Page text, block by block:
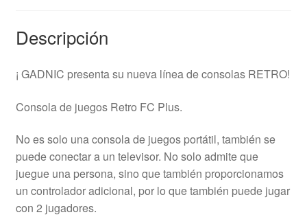
Descripción
¡ GADNIC presenta su nueva línea de consolas RETRO!
Consola de juegos Retro FC Plus.
No es solo una consola de juegos portátil, también se
puede conectar a un televisor. No solo admite que
juegue una persona, sino que también proporcionamos
un controlador adicional, por lo que también puede jugar
con 2 jugadores.